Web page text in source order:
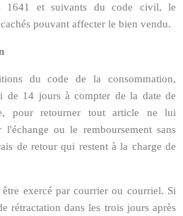
1641 et suivants du code civil, le
pouvant affecter le bien vendu.
du code de la consommation,
de 14 jours à compter de la date de
pour retourner tout article ne lui
l'échange ou le remboursement sans
de retour qui restent à la charge de
exercé par courrier ou courriel. Si
rétractation dans les trois jours après